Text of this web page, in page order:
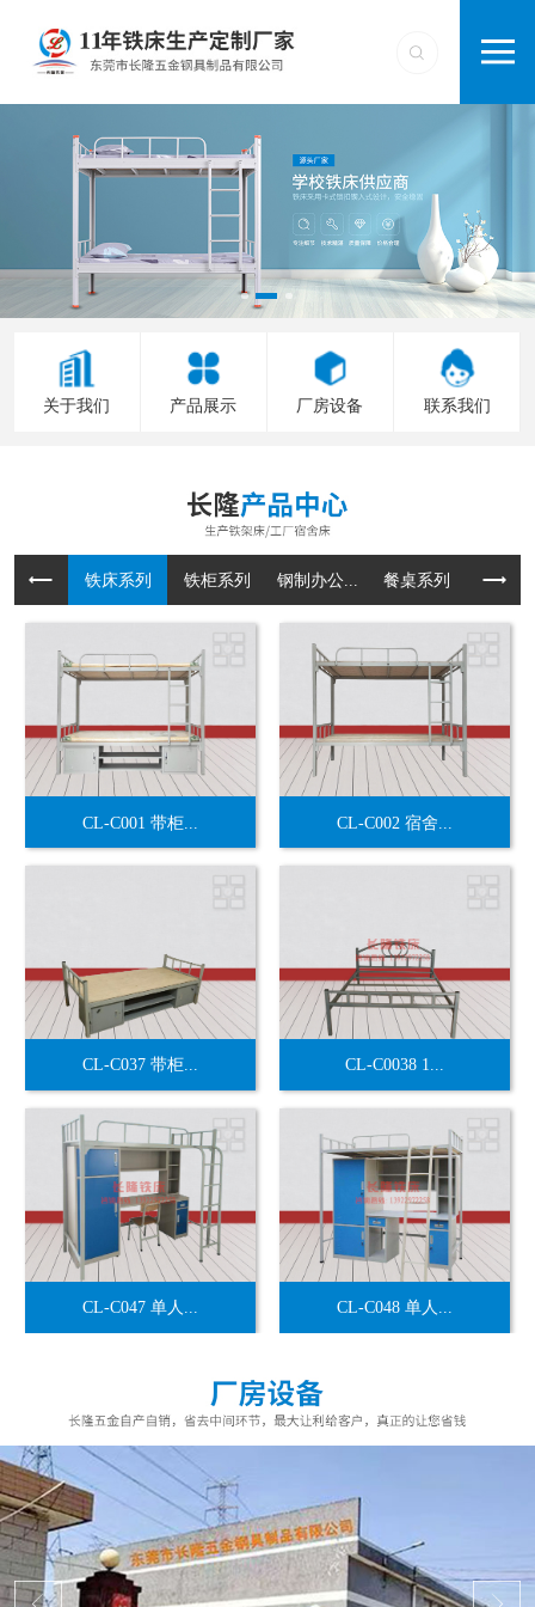
关于我们 产品展示 厂房设备 联系我们
铁床系列 铁柜系列 钢制办公... 餐桌系列 货架
CL-C001 带柜... CL-C002 宿舍...
CL-C037 带柜... CL-C0038 1...
CL-C047 单人... CL-C048 单人...